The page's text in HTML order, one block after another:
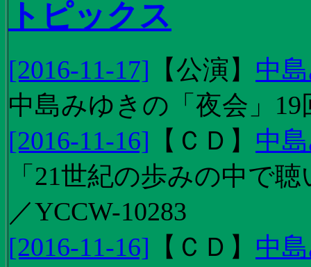
トピックス
[2016-11-17] 【公演 】 中
中島みゆきの「夜会」
[2016-11-16] 【 ＣＤ 】 中
「21世紀の歩みの中で
／YCCW-10283
[2016-11-16] 【 ＣＤ 】 中